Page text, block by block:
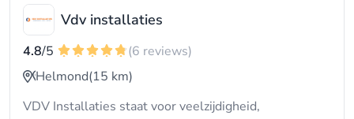
Vdv installaties
4.8/5
(6 reviews)
Helmond(15 km)
VDV Installaties staat voor veelzijdigheid,